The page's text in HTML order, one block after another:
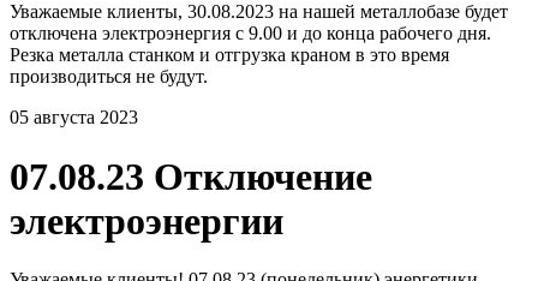
Уважаемые клиенты, 30.08.2023 на нашей металлобазе будет
отключена электроэнергия с 9.00 и до конца рабочего дня.
Резка металла станком и отгрузка краном в это время
производиться не будут.
05 августа 2023
07.08.23 Отключение
электроэнергии